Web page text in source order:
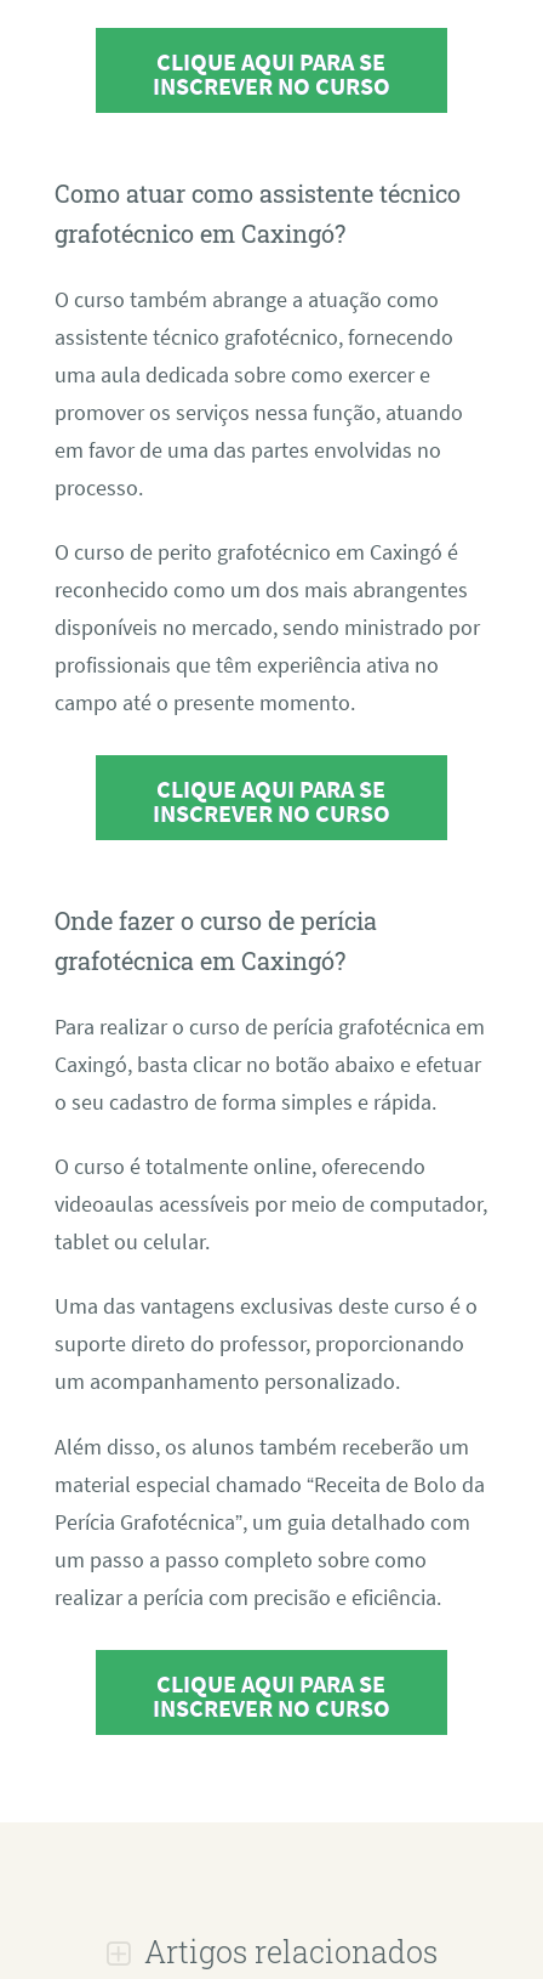
CLIQUE AQUI PARA SE
INSCREVER NO CURSO
Como atuar como assistente técnico
grafotécnico em Caxingó?
O curso também abrange a atuação como
assistente técnico grafotécnico, fornecendo
uma aula dedicada sobre como exercer e
promover os serviços nessa função, atuando
em favor de uma das partes envolvidas no
processo.
O curso de perito grafotécnico em Caxingó é
reconhecido como um dos mais abrangentes
disponíveis no mercado, sendo ministrado por
profissionais que têm experiência ativa no
campo até o presente momento.
CLIQUE AQUI PARA SE
INSCREVER NO CURSO
Onde fazer o curso de perícia
grafotécnica em Caxingó?
Para realizar o curso de perícia grafotécnica em
Caxingó, basta clicar no botão abaixo e efetuar
o seu cadastro de forma simples e rápida.
O curso é totalmente online, oferecendo
videoaulas acessíveis por meio de computador,
tablet ou celular.
Uma das vantagens exclusivas deste curso é o
suporte direto do professor, proporcionando
um acompanhamento personalizado.
Além disso, os alunos também receberão um
material especial chamado “Receita de Bolo da
Perícia Grafotécnica”, um guia detalhado com
um passo a passo completo sobre como
realizar a perícia com precisão e eficiência.
CLIQUE AQUI PARA SE
INSCREVER NO CURSO
Artigos relacionados